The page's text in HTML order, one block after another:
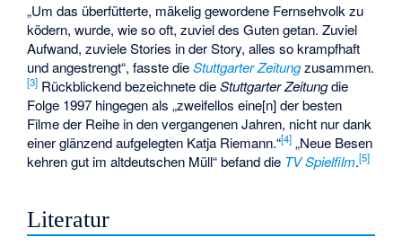
„Um das überfütterte, mäkelig gewordene Fernsehvolk zu
ködern, wurde, wie so oft, zuviel des Guten getan. Zuviel
Aufwand, zuviele Stories in der Story, alles so krampfhaft
und angestrengt“, fasste dieStuttgarter Zeitungzusammen.
[3] Rückblickend bezeichnete dieStuttgarter Zeitungdie
Folge 1997 hingegen als „zweifellos eine[n] der besten
Filme der Reihe in den vergangenen Jahren, nicht nur dank
einer glänzend aufgelegten Katja Riemann.“[4] „Neue Besen
kehren gut im altdeutschen Müll“ befand die TV Spielfilm.[5]
Literatur